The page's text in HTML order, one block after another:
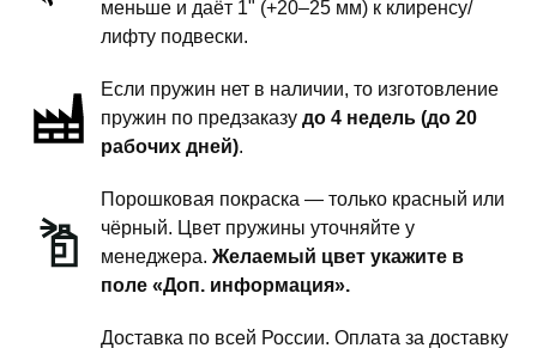
подвески
под
бронирование
меньше и даёт 1" (+20–25 мм) к клиренсу/
лифту подвески.
Если пружин нет в наличии, то изготовление
пружин по предзаказу до 4 недель (до 20
рабочих дней).
Порошковая покраска — только красный или
чёрный. Цвет пружины уточняйте у
менеджера. Желаемый цвет укажите в
поле «Доп. информация».
Доставка по всей России. Оплата за доставку